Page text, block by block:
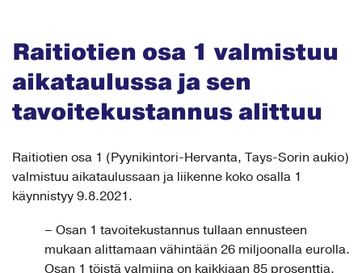
Raitiotien osa 1 valmistuu
aikataulussa ja sen
tavoitekustannus alittuu
Raitiotien osa 1 (Pyynikintori-Hervanta, Tays-Sorin aukio)
valmistuu aikataulussaan ja liikenne koko osalla 1
käynnistyy 9.8.2021.
– Osan 1 tavoitekustannus tullaan ennusteen
mukaan alittamaan vähintään 26 miljoonalla eurolla.
Osan 1 töistä valmiina on kaikkiaan 85 prosenttia,